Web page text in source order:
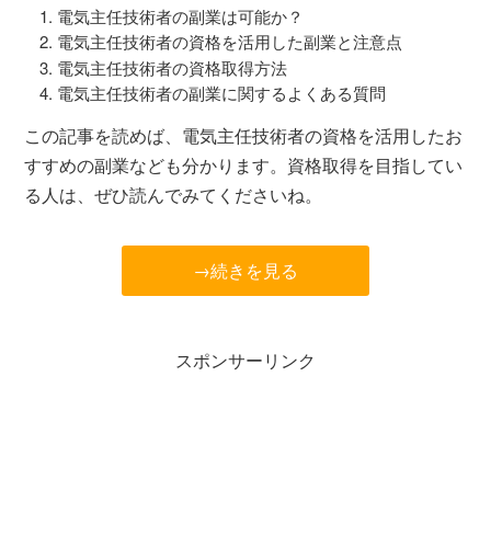
電気主任技術者の副業は可能か？
電気主任技術者の資格を活用した副業と注意点
電気主任技術者の資格取得方法
電気主任技術者の副業に関するよくある質問
この記事を読めば、電気主任技術者の資格を活用したお
すすめの副業なども分かります。資格取得を目指してい
る人は、ぜひ読んでみてくださいね。
→続きを見る
スポンサーリンク